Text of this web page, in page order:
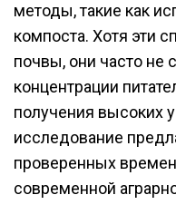
методы, такие как
компоста. Хотя эти
почвы, они часто не
концентрации
получения высоких
исследование
проверенных
современной